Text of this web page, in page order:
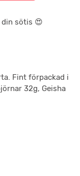
sötis 😍
Fint förpackad i
32g, Geisha